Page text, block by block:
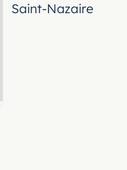
Saint-Nazaire